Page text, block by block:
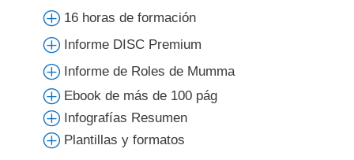
P 16 horas de formación
P Informe DISC Premium
P Informe de Roles de Mumma
P Ebook de más de 100 pág
P Infografías Resumen
P Plantillas y formatos